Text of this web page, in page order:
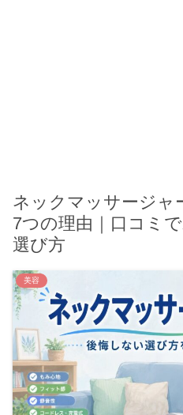
ネックマッサージャ
7つの理由｜口コミ
選び方
美容